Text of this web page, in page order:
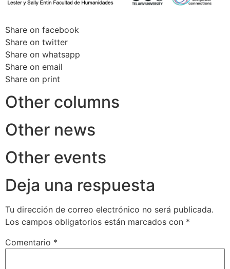
Share on facebook
Share on twitter
Share on whatsapp
Share on email
Share on print
Other columns
Other news
Other events
Deja una respuesta
Tu dirección de correo electrónico no será publicada.
Los campos obligatorios están marcados con *
Comentario *